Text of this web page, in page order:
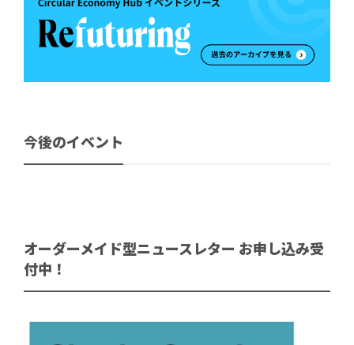
今後のイベント
オーダーメイド型ニュースレター お申し込み受
付中！